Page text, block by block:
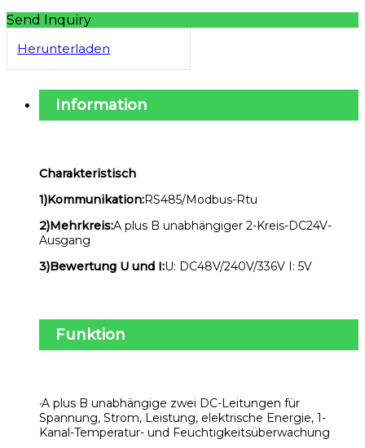
Send Inquiry
Herunterladen
Information
Charakteristisch
1)Kommunikation:RS485/Modbus-Rtu
2)Mehrkreis:A plus B unabhängiger 2-Kreis-DC24V-
Ausgang
3)Bewertung U und I:U: DC48V/240V/336V I: 5V
Funktion
·A plus B unabhängige zwei DC-Leitungen für
Spannung, Strom, Leistung, elektrische Energie, 1-
Kanal-Temperatur- und Feuchtigkeitsüberwachung